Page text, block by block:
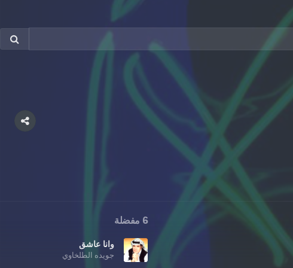
6 مفضلة
وانا عاشق
جويده الطلخاوي